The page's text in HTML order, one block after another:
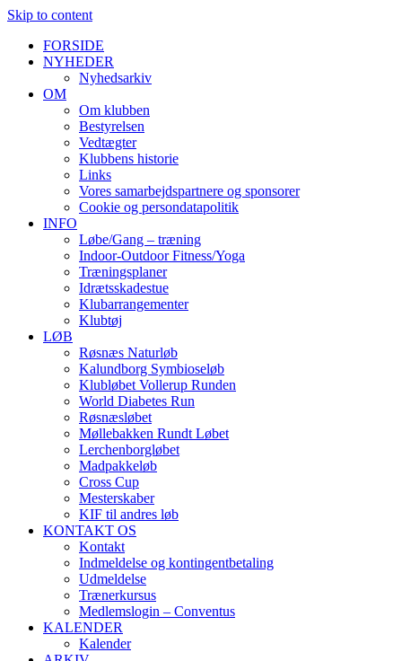
Skip to content
FORSIDE
NYHEDER
Nyhedsarkiv
OM
Om klubben
Bestyrelsen
Vedtægter
Klubbens historie
Links
Vores samarbejdspartnere og sponsorer
Cookie og persondatapolitik
INFO
Løbe/Gang – træning
Indoor-Outdoor Fitness/Yoga
Træningsplaner
Idrætsskadestue
Klubarrangementer
Klubtøj
LØB
Røsnæs Naturløb
Kalundborg Symbioseløb
Klubløbet Vollerup Runden
World Diabetes Run
Røsnæsløbet
Møllebakken Rundt Løbet
Lerchenborgløbet
Madpakkeløb
Cross Cup
Mesterskaber
KIF til andres løb
KONTAKT OS
Kontakt
Indmeldelse og kontingentbetaling
Udmeldelse
Trænerkursus
Medlemslogin – Conventus
KALENDER
Kalender